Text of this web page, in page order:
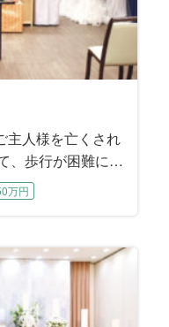
主人様を亡くされ
、歩行が困難にな
しでした。 施設
ちょっとしたア
です。 「コロナ
とは出来なかっ
り尽くしまし
おっしゃいまし
万円